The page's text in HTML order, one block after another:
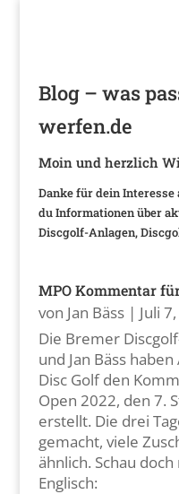
Blog – was
werfen.de
Moin und herzlich
Danke für dein
du Informationen über
Discgolf-Anlagen,
MPO Kommentar
von Jan Bäss| Juli
Die Bremer
und Jan Bäss
Disc Golf den
Open 2022, den 7.
erstellt. Die drei
gemacht, viele
ähnlich. Schau
Englisch: